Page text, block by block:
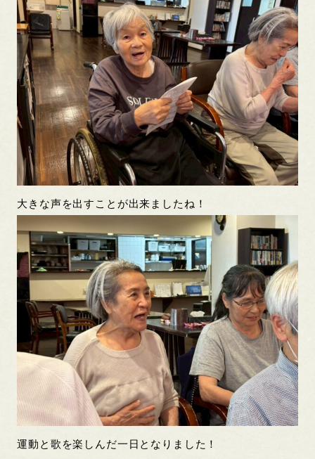
大きな声を出すことが出来ましたね！
運動と歌を楽しんだ一日となりました！